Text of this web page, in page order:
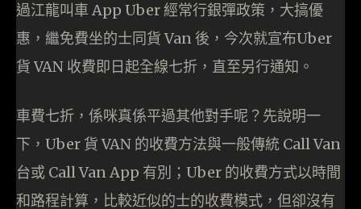
過江龍叫車 App Uber 經常行銀彈政策，大搞優
惠，繼免費坐的士同貨 Van 後，今次就宣布Uber
貨 VAN 收費即日起全線七折，直至另行通知。
車費七折，係咪真係平過其他對手呢？先說明一
下，Uber 貨 VAN 的收費方法與一般傳統 Call Van
台或 Call Van App 有別；Uber 的收費方式以時間
和路程計算，比較近似的士的收費模式，但卻沒有